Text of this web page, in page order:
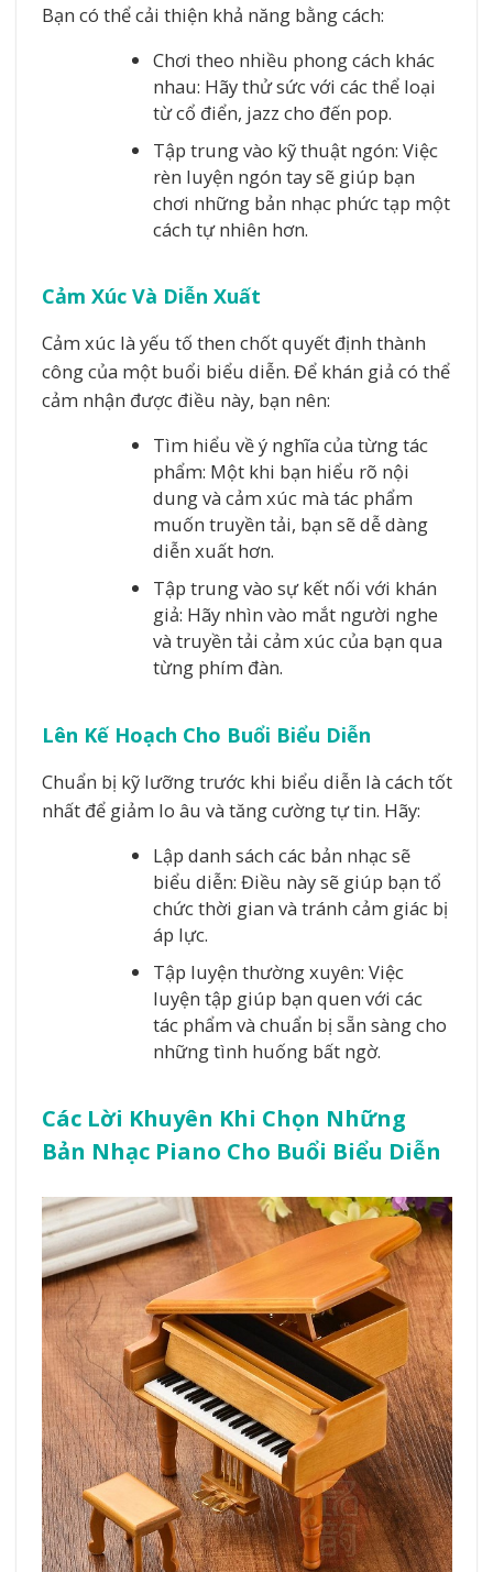
Bạn có thể cải thiện khả năng bằng cách:
Chơi theo nhiều phong cách khác
nhau: Hãy thử sức với các thể loại
từ cổ điển, jazz cho đến pop.
Tập trung vào kỹ thuật ngón: Việc
rèn luyện ngón tay sẽ giúp bạn
chơi những bản nhạc phức tạp một
cách tự nhiên hơn.
Cảm Xúc Và Diễn Xuất
Cảm xúc là yếu tố then chốt quyết định thành
công của một buổi biểu diễn. Để khán giả có thể
cảm nhận được điều này, bạn nên:
Tìm hiểu về ý nghĩa của từng tác
phẩm: Một khi bạn hiểu rõ nội
dung và cảm xúc mà tác phẩm
muốn truyền tải, bạn sẽ dễ dàng
diễn xuất hơn.
Tập trung vào sự kết nối với khán
giả: Hãy nhìn vào mắt người nghe
và truyền tải cảm xúc của bạn qua
từng phím đàn.
Lên Kế Hoạch Cho Buổi Biểu Diễn
Chuẩn bị kỹ lưỡng trước khi biểu diễn là cách tốt
nhất để giảm lo âu và tăng cường tự tin. Hãy:
Lập danh sách các bản nhạc sẽ
biểu diễn: Điều này sẽ giúp bạn tổ
chức thời gian và tránh cảm giác bị
áp lực.
Tập luyện thường xuyên: Việc
luyện tập giúp bạn quen với các
tác phẩm và chuẩn bị sẵn sàng cho
những tình huống bất ngờ.
Các Lời Khuyên Khi Chọn Những
Bản Nhạc Piano Cho Buổi Biểu Diễn